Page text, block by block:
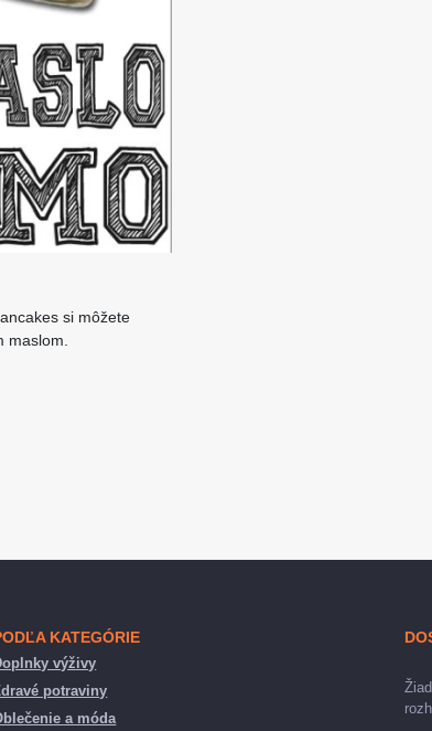
si môžete
maslom.
KATEGÓRIE
výživy
potraviny
a móda